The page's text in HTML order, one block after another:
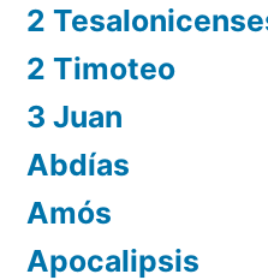
2
2 Timoteo
3 Juan
Abdías
Amós
Apocalipsis